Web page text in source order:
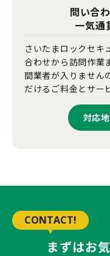
問い合
一気通
さいたまロックセキ
合わせから訪問作業
間業者が入りません
だけるご料金とサー
対応
CONTACT!
まずはお